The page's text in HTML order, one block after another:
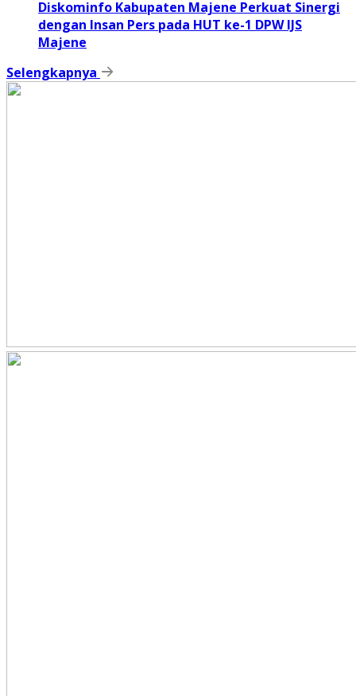
Diskominfo Kabupaten Majene Perkuat Sinergi
dengan Insan Pers pada HUT ke-1 DPW IJS
Majene
Selengkapnya